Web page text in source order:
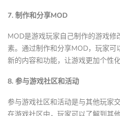
7. 制作和分享MOD
MOD是游戏玩家自己制作的游戏
素。通过制作和分享MOD，玩家
新的内容和功能，让游戏更加个性化
8. 参与游戏社区和活动
参与游戏社区和活动是与其他玩家
在游戏社区中，玩家可以了解到其